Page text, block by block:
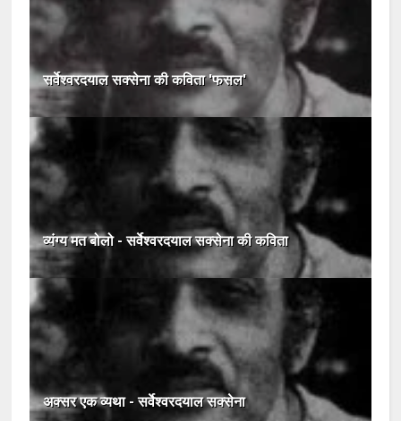
सर्वेश्वरदयाल सक्सेना की कविता 'फसल'
व्यंग्य मत बोलो - सर्वेश्वरदयाल सक्सेना की कविता
अक्सर एक व्यथा - सर्वेश्वरदयाल सक्सेना